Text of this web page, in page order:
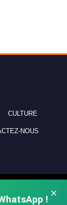
×
!
CULTURE
NOUS